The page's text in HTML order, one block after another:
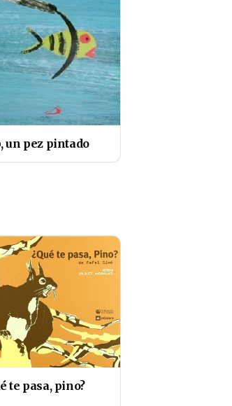
un pez pintado
te pasa, pino?